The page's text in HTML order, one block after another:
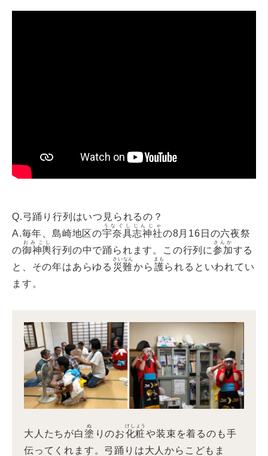
Q.弓踊り行列はいつ見られるの？
A.毎年、島崎地区の宇奈具志神社
うなぐしじんじゃ
の8月16日の六夜祭
の御神輿
おみこし
行列の中で踊られます。この行列に参加
さんか
する
と、その年はあらゆる 災難
さいなん
から 護
まも
られるといわれてい
ます。
大人たちが白塗
ぬ
りのお化粧
けしょう
や装束を着るのも手
伝ってくれます。弓踊りは大人からこどもま